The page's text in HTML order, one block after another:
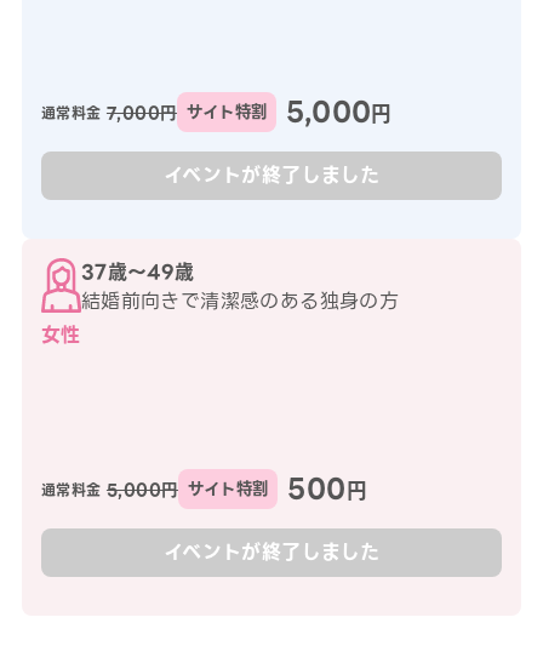
通常料金 7,000円 サイト特割 5,000円
イベントが終了しました
女性
37歳〜49歳
結婚前向きで清潔感のある独身の方
通常料金 5,000円 サイト特割 500円
イベントが終了しました